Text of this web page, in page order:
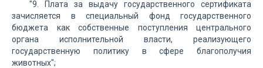
"9. Плата за выдачу государственного сертификата
зачисляется в специальный фонд государственного
бюджета как собственные поступления центрального
органа исполнительной власти, реализующего
государственную политику в сфере благополучия
животных";